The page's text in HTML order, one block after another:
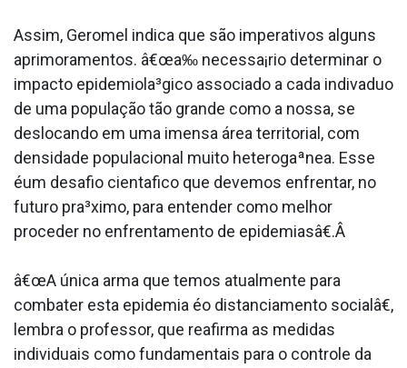
Assim, Geromel indica que são imperativos alguns
aprimoramentos. â€œa‰ necessa¡rio determinar o
impacto epidemiola³gico associado a cada indiva­duo
de uma população tão grande como a nossa, se
deslocando em uma imensa área territorial, com
densidade populacional muito heterogaªnea. Esse
éum desafio cienta­fico que devemos enfrentar, no
futuro pra³ximo, para entender como melhor
proceder no enfrentamento de epidemiasâ€.Â
â€œA única arma que temos atualmente para
combater esta epidemia éo distanciamento socialâ€,
lembra o professor, que reafirma as medidas
individuais como fundamentais para o controle da